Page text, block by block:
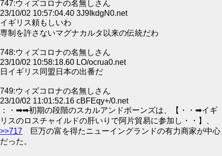
747:ウィズコロナの名無しさん
23/10/02 10:57:04.40 3J9IkdgN0.net
イギリス頼もしいわ
専制を許さないマグナカルタ以来の伝統だわ
748:ウィズコロナの名無しさん
23/10/02 10:58:18.60 LO/ocrua0.net
日イギリス同盟日本の出番だ
749:ウィズコロナの名無しさん
23/10/02 11:01:52.16 cBFEqy+/0.net
：・➡➡初期の段階のスカルアンドボーンズは、【・・➡イギ
リスのロスチャイルドの肝いりで阿片貿易に参加し・・】、
>>717 巨万の富を得たニューイングランドの有力商家が中心
だった。